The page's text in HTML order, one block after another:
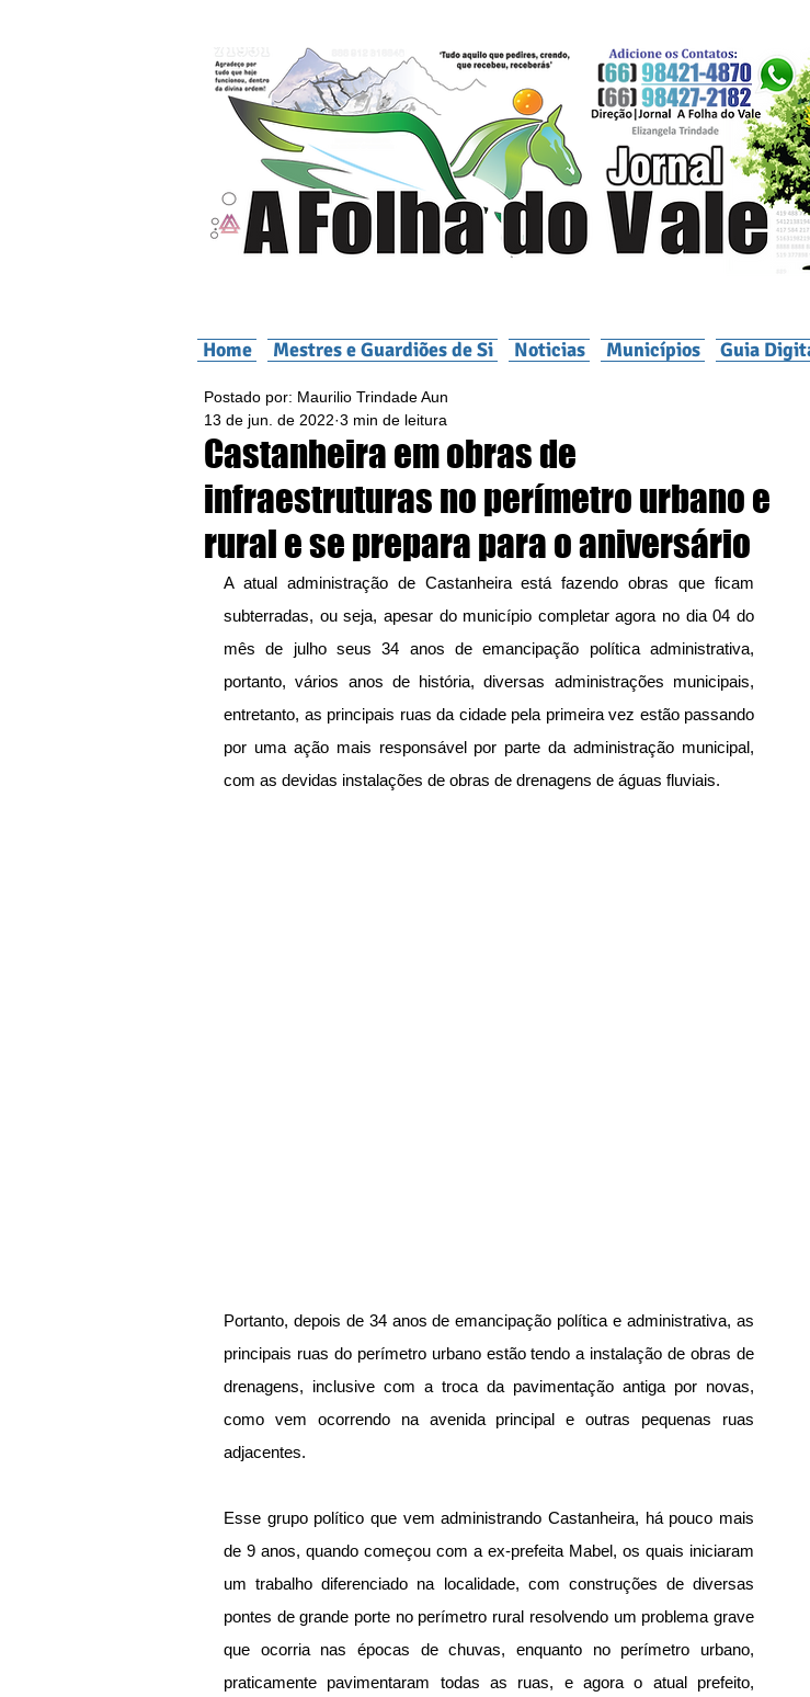
Home Mestres e Guardiões de Si Noticias Municípios Guia
Castanheira em obras de
infraestruturas no perímetro urbano e
rural e se prepara para o aniversário
Postado por: Maurilio Trindade Aun
13 de jun. de 2022 3 min de leitura
A atual administração de Castanheira está fazendo obras que ficam
subterradas, ou seja, apesar do município completar agora no dia 04 do
mês de julho seus 34 anos de emancipação política administrativa,
portanto, vários anos de história, diversas administrações municipais,
entretanto, as principais ruas da cidade pela primeira vez estão passando
por uma ação mais responsável por parte da administração municipal,
com as devidas instalações de obras de drenagens de águas fluviais.
Portanto, depois de 34 anos de emancipação política e administrativa, as
principais ruas do perímetro urbano estão tendo a instalação de obras de
drenagens, inclusive com a troca da pavimentação antiga por novas,
como vem ocorrendo na avenida principal e outras pequenas ruas
adjacentes.
Esse grupo político que vem administrando Castanheira, há pouco mais
de 9 anos, quando começou com a ex-prefeita Mabel, os quais iniciaram
um trabalho diferenciado na localidade, com construções de diversas
pontes de grande porte no perímetro rural resolvendo um problema grave
que ocorria nas épocas de chuvas, enquanto no perímetro urbano,
praticamente pavimentaram todas as ruas, e agora o atual prefeito,